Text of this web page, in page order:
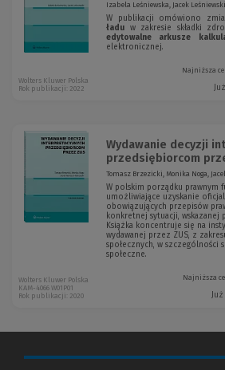
Izabela Leśniewska, Jacek Leśniewski
W publikacji omówiono
ładu w zakresie składki
edytowalne arkusze
elektronicznej.
Najniższa
Wolters Kluwer Polska
Rok publikacji: 2022
Wydawanie decyzji
przedsiębiorcom
Tomasz Brzezicki, Monika Noga,
W polskim porządku prawnym
umożliwiające uzyskanie
obowiązujących przepisów
konkretnej sytuacji,
Książka koncentruje się na
wydawanej przez ZUS, z
społecznych, w szczególności
społeczne.
Najniższa
Wolters Kluwer Polska
KAM-4066 W01P01
Rok publikacji: 2020